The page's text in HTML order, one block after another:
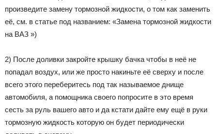
произведите замену тормозной жидкости, о том как заменить
её, см. в статье под названием: «Замена тормозной жидкости
на ВАЗ »)
2) После доливки закройте крышку бачка чтобы в неё не
попадал воздух, или же просто накиньте её сверху и после
всего этого переберитесь под так называемое днище
автомобиля, а помощника своего попросите в это время
сесть за руль вашего авто и да кстати дайте ему ещё в руки
тормозную жидкость которую он будет периодически